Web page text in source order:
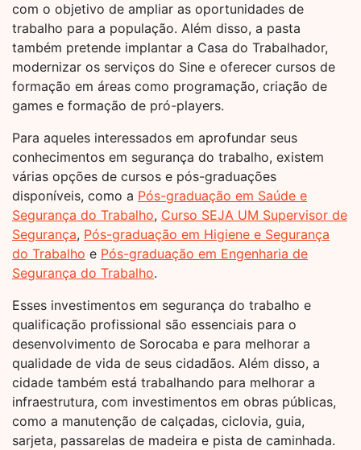
com o objetivo de ampliar as oportunidades de
trabalho para a população. Além disso, a pasta
também pretende implantar a Casa do Trabalhador,
modernizar os serviços do Sine e oferecer cursos de
formação em áreas como programação, criação de
games e formação de pró-players.
Para aqueles interessados em aprofundar seus
conhecimentos em segurança do trabalho, existem
várias opções de cursos e pós-graduações
disponíveis, como a Pós-graduação em Saúde e
Segurança do Trabalho, Curso SEJA UM Supervisor de
Segurança, Pós-graduação em Higiene e Segurança
do Trabalho e Pós-graduação em Engenharia de
Segurança do Trabalho.
Esses investimentos em segurança do trabalho e
qualificação profissional são essenciais para o
desenvolvimento de Sorocaba e para melhorar a
qualidade de vida de seus cidadãos. Além disso, a
cidade também está trabalhando para melhorar a
infraestrutura, com investimentos em obras públicas,
como a manutenção de calçadas, ciclovia, guia,
sarjeta, passarelas de madeira e pista de caminhada.